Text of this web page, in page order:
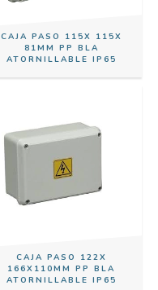
CAJA PASO 115X 115X
81MM PP BLA
ATORNILLABLE IP65
CAJA PASO 122X
166X110MM PP BLA
ATORNILLABLE IP65